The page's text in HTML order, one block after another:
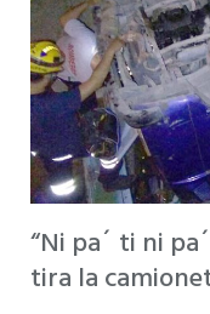
“Ni pa´ ti ni
tira la